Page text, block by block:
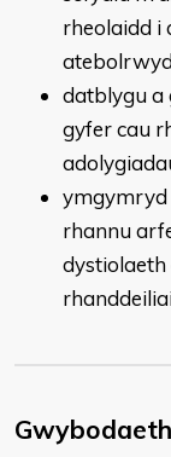
rheolaidd i
datblygu a
gyfer cau
ymgymryd
rhannu